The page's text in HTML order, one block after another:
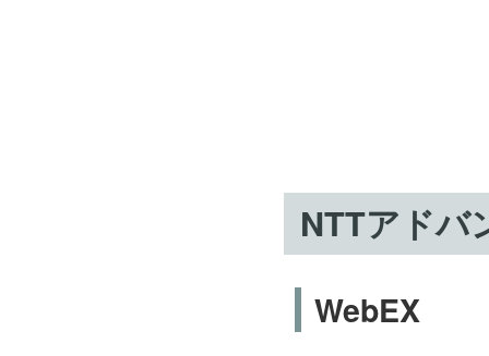
NTTアドバ
WebEX